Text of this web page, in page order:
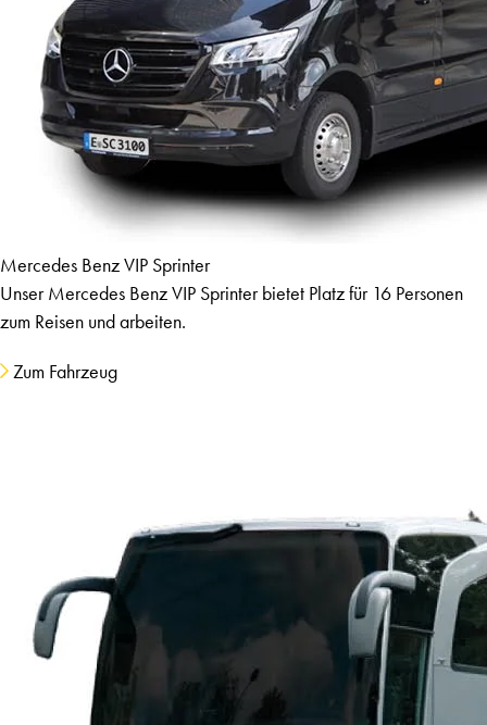
Mercedes Benz VIP Sprinter
Unser Mercedes Benz VIP Sprinter bietet Platz für 16 Personen
zum Reisen und arbeiten.
Zum Fahrzeug